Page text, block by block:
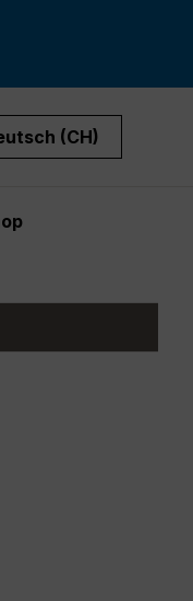
(CH)